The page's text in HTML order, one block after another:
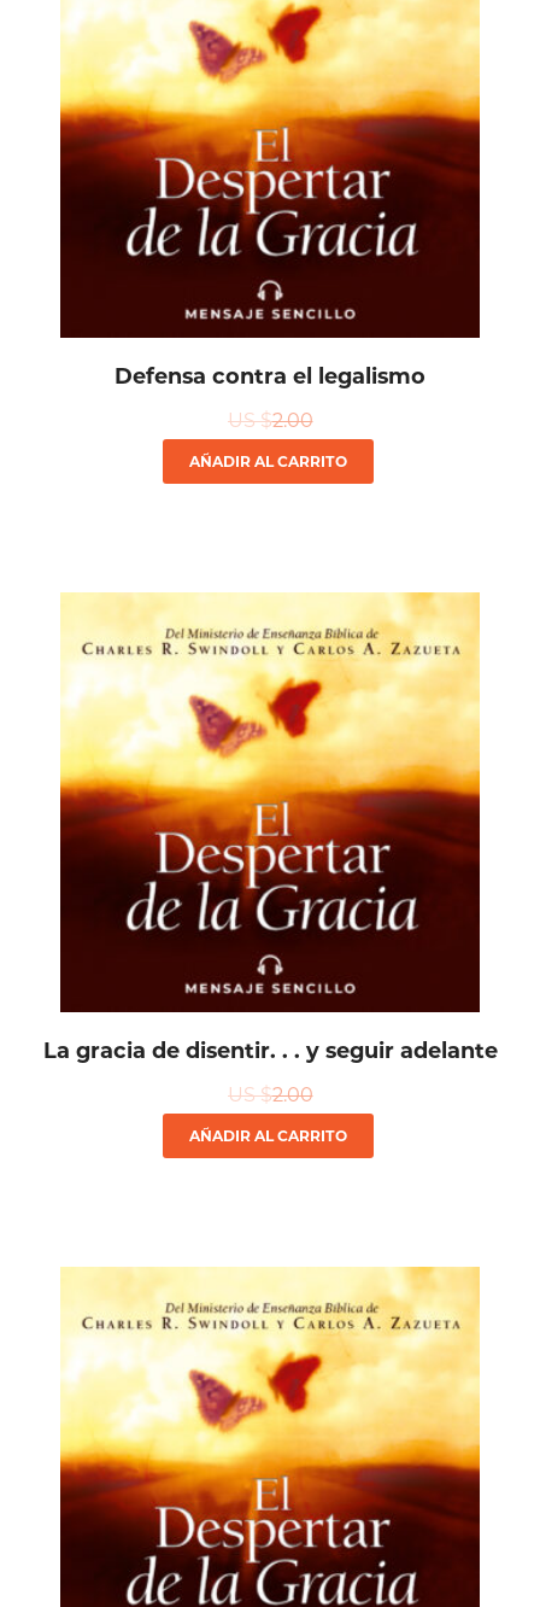
Defensa contra el legalismo
US $2.00
AÑADIR AL CARRITO
La gracia de disentir. . . y seguir adelante
US $2.00
AÑADIR AL CARRITO